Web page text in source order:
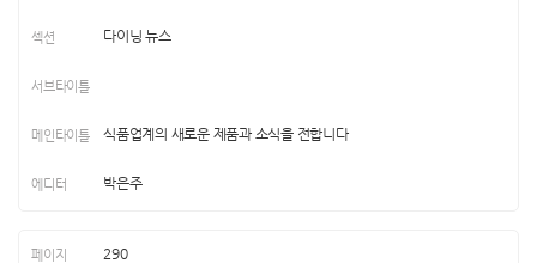
다이닝 뉴스
식품업계의 새로운 제품과 소식을 전합니다
박은주
290